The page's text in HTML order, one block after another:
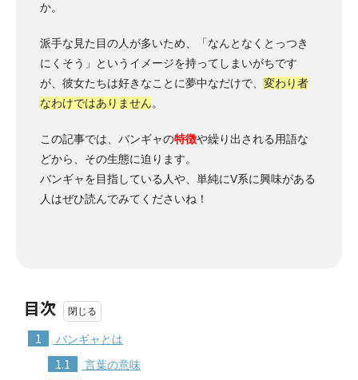
か。
派手な見た目の人が多いため、「なんとなくとっつき
にくそう」というイメージを持ってしまいがちです
が、彼女たちは好きなことに夢中なだけで、 変わり者
なわけではありません。
この記事では、バンギャの特徴や繰り出される用語な
どから、その生態に迫ります。
バンギャを目指している人や、単純にV系に興味がある
人はぜひ読んでみてくださいね！
目次
1 バンギャとは
1.1 言葉の意味